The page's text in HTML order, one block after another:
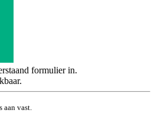
formulier in.
aan vast.